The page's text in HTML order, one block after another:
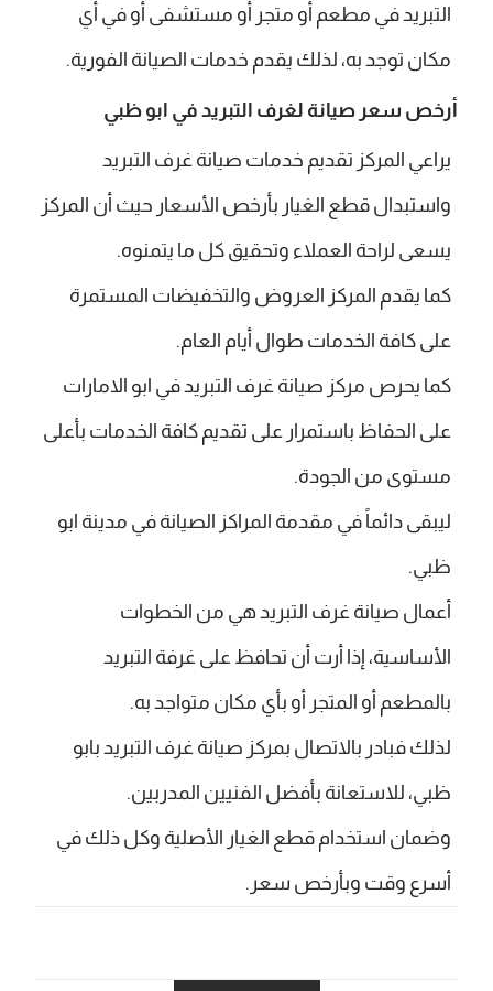
التبريد في مطعم أو متجر أو مستشفى أو في أي
مكان توجد به، لذلك يقدم خدمات الصيانة الفورية.
أرخص سعر صيانة لغرف التبريد في ابو ظبي
يراعي المركز تقديم خدمات صيانة غرف التبريد
واستبدال قطع الغيار بأرخص الأسعار حيث أن المركز
يسعى لراحة العملاء وتحقيق كل ما يتمنوه.
كما يقدم المركز العروض والتخفيضات المستمرة
على كافة الخدمات طوال أيام العام.
كما يحرص مركز صيانة غرف التبريد في ابو الامارات
على الحفاظ باستمرار على تقديم كافة الخدمات بأعلى
مستوى من الجودة.
ليبقى دائماً في مقدمة المراكز الصيانة في مدينة ابو
ظبي.
أعمال صيانة غرف التبريد هي من الخطوات
الأساسية، إذا أرت أن تحافظ على غرفة التبريد
بالمطعم أو المتجر أو بأي مكان متواجد به.
لذلك فبادر بالاتصال بمركز صيانة غرف التبريد بابو
ظبي، للاستعانة بأفضل الفنيين المدربين.
وضمان استخدام قطع الغيار الأصلية وكل ذلك في
أسرع وقت وبأرخص سعر.